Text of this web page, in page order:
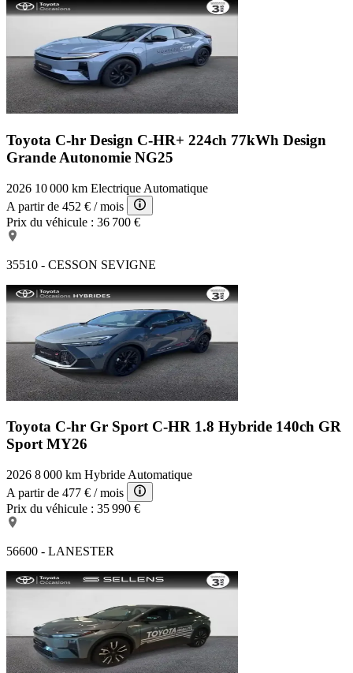
Toyota C-hr Design C-HR+ 224ch 77kWh Design
Grande Autonomie NG25
2026 10 000 km Electrique Automatique
A partir de 452 € / mois
Prix du véhicule : 36 700 €
35510 - CESSON SEVIGNE
Toyota C-hr Gr Sport C-HR 1.8 Hybride 140ch GR
Sport MY26
2026 8 000 km Hybride Automatique
A partir de 477 € / mois
Prix du véhicule : 35 990 €
56600 - LANESTER